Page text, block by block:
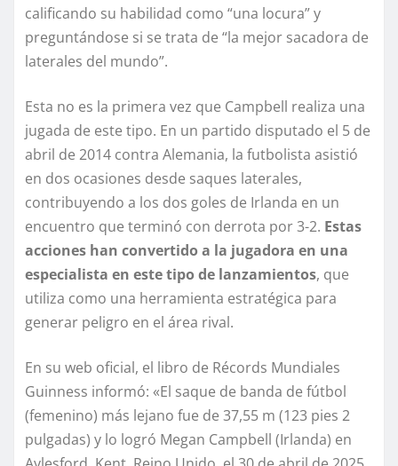
calificando su habilidad como “una locura” y
preguntándose si se trata de “la mejor sacadora de
laterales del mundo”.
Esta no es la primera vez que Campbell realiza una
jugada de este tipo. En un partido disputado el 5 de
abril de 2014 contra Alemania, la futbolista asistió
en dos ocasiones desde saques laterales,
contribuyendo a los dos goles de Irlanda en un
encuentro que terminó con derrota por 3-2. Estas
acciones han convertido a la jugadora en una
especialista en este tipo de lanzamientos, que
utiliza como una herramienta estratégica para
generar peligro en el área rival.
En su web oficial, el libro de Récords Mundiales
Guinness informó: «El saque de banda de fútbol
(femenino) más lejano fue de 37,55 m (123 pies 2
pulgadas) y lo logró Megan Campbell (Irlanda) en